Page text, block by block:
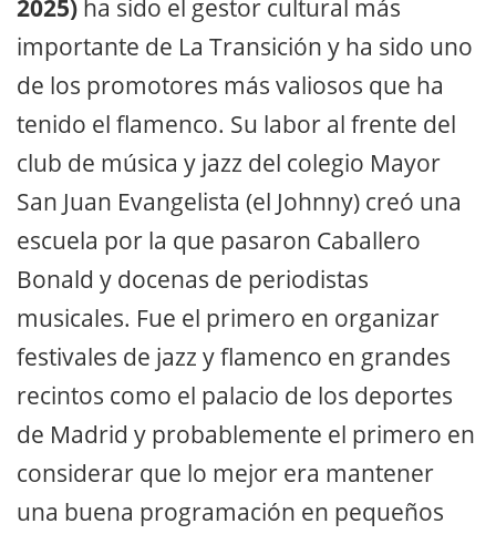
2025) ha sido el gestor cultural más
importante de La Transición y ha sido uno
de los promotores más valiosos que ha
tenido el flamenco. Su labor al frente del
club de música y jazz del colegio Mayor
San Juan Evangelista (el Johnny) creó una
escuela por la que pasaron Caballero
Bonald y docenas de periodistas
musicales. Fue el primero en organizar
festivales de jazz y flamenco en grandes
recintos como el palacio de los deportes
de Madrid y probablemente el primero en
considerar que lo mejor era mantener
una buena programación en pequeños